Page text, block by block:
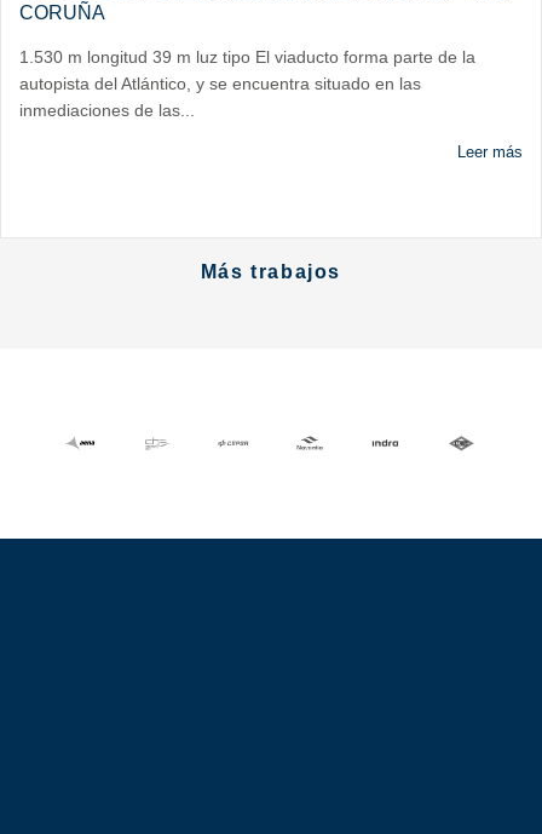
CORUÑA
1.530 m longitud 39 m luz tipo El viaducto forma parte de la
autopista del Atlántico, y se encuentra situado en las
inmediaciones de las...
Leer más
Más trabajos